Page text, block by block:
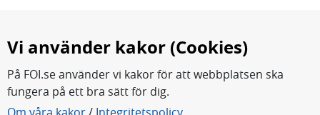
FOI forskar för en säkrare värld.
Vi använder kakor (Cookies)
På FOI.se använder vi kakor för att webbplatsen ska
fungera på ett bra sätt för dig.